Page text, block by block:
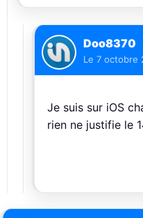
Doo8370
Le 7 octobre
Je suis sur iOS
rien ne justifie le